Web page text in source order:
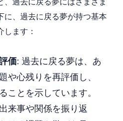
に、過去に戻る夢が持つ基本
ます：
価: 過去に戻る夢は、あ
や心残りを再評価し、
ことを示しています。
来事や関係を振り返